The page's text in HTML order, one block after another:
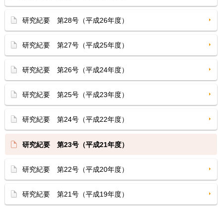
研究紀要 第28号（平成26年度）
研究紀要 第27号（平成25年度）
研究紀要 第26号（平成24年度）
研究紀要 第25号（平成23年度）
研究紀要 第24号（平成22年度）
研究紀要 第23号（平成21年度）
研究紀要 第22号（平成20年度）
研究紀要 第21号（平成19年度）